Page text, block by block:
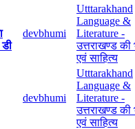
devbhumi
Utttarakhand
Language &
Literature -
उत्तराखण्ड की
एवं साहित्य
devbhumi
Utttarakhand
Language &
Literature -
उत्तराखण्ड की
एवं साहित्य